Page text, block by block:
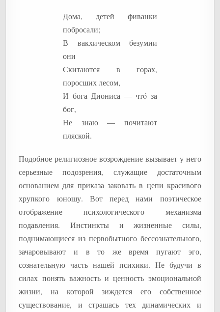
Дома, детей фиванки
побросали;
В вакхическом безумии
они
Скитаются в горах,
поросших лесом,
И бога Диониса — чтó за
бог,
Не знаю — почитают
пляской.
Подобное религиозное возрождение вызывает у него
серьезные подозрения, служащие достаточным
основанием для приказа заковать в цепи красивого
хрупкого юношу. Вот перед нами поэтическое
отображение психологического механизма
подавления. Инстинкты и жизненные силы,
поднимающиеся из первобытного бессознательного,
зачаровывают и в то же время пугают эго,
сознательную часть нашей психики. Не будучи в
силах понять важность и ценность эмоциональной
жизни, на которой зиждется его собственное
существование, и страшась тех динамических и